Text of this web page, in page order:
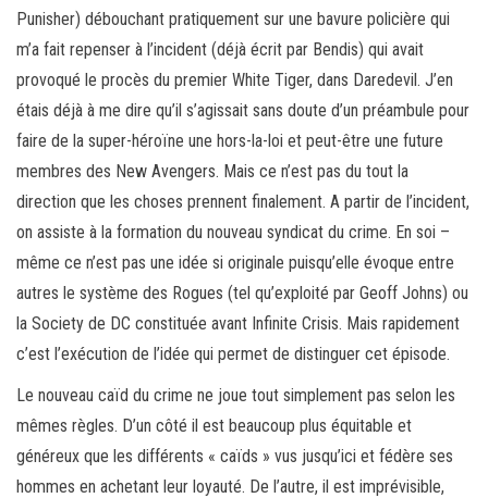
Punisher) débouchant pratiquement sur une bavure policière qui
m’a fait repenser à l’incident (déjà écrit par Bendis) qui avait
provoqué le procès du premier White Tiger, dans Daredevil. J’en
étais déjà à me dire qu’il s’agissait sans doute d’un préambule pour
faire de la super-héroïne une hors-la-loi et peut-être une future
membres des New Avengers. Mais ce n’est pas du tout la
direction que les choses prennent finalement. A partir de l’incident,
on assiste à la formation du nouveau syndicat du crime. En soi –
même ce n’est pas une idée si originale puisqu’elle évoque entre
autres le système des Rogues (tel qu’exploité par Geoff Johns) ou
la Society de DC constituée avant Infinite Crisis. Mais rapidement
c’est l’exécution de l’idée qui permet de distinguer cet épisode.
Le nouveau caïd du crime ne joue tout simplement pas selon les
mêmes règles. D’un côté il est beaucoup plus équitable et
généreux que les différents « caïds » vus jusqu’ici et fédère ses
hommes en achetant leur loyauté. De l’autre, il est imprévisible,